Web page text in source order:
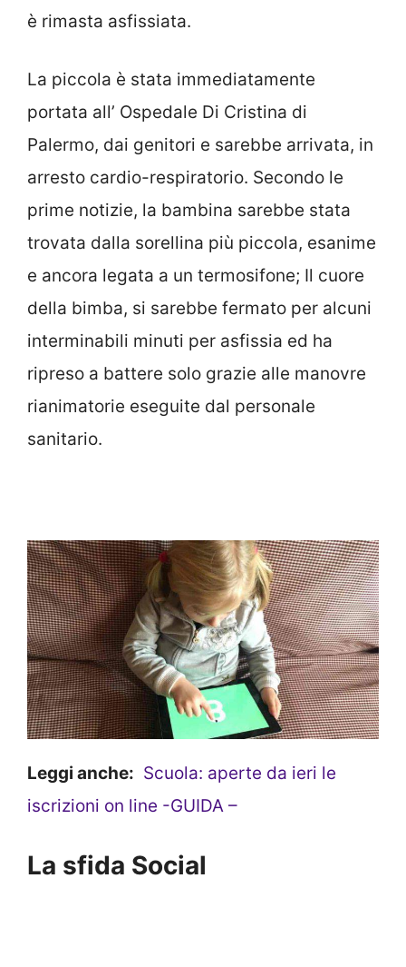
è rimasta asfissiata.
La piccola è stata immediatamente
portata all’ Ospedale Di Cristina di
Palermo, dai genitori e sarebbe arrivata, in
arresto cardio-respiratorio. Secondo le
prime notizie, la bambina sarebbe stata
trovata dalla sorellina più piccola, esanime
e ancora legata a un termosifone; Il cuore
della bimba, si sarebbe fermato per alcuni
interminabili minuti per asfissia ed ha
ripreso a battere solo grazie alle manovre
rianimatorie eseguite dal personale
sanitario.
Leggi anche: Scuola: aperte da ieri le
iscrizioni on line -GUIDA –
La sfida Social